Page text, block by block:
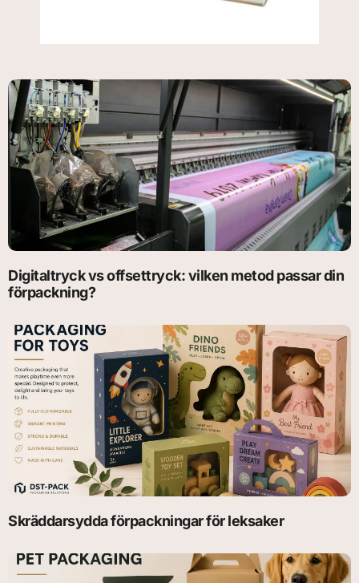
Digitaltryck vs offsettryck: vilken metod passar din
förpackning?
Skräddarsydda förpackningar för leksaker